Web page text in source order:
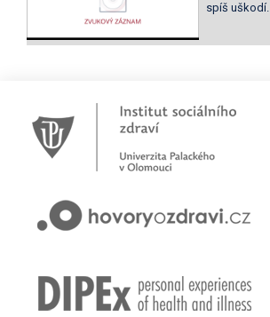
spíš uškodí.